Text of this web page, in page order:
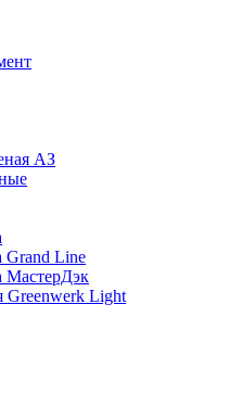
АЗ
Grand Line
МастерДэк
Greenwerk Light